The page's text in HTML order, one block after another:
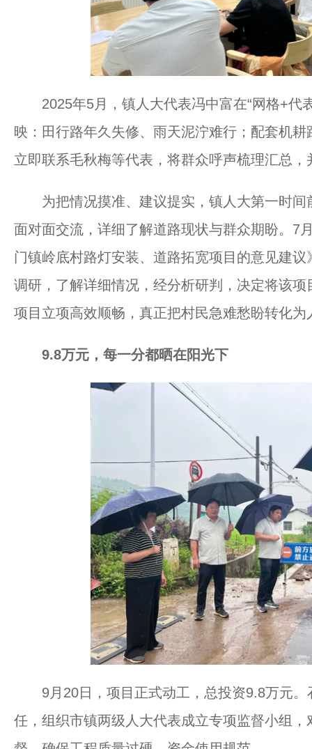
2025年5月，镇人大代表冯中富在“网格+代
映：田行路年久失修、雨天泥泞难行；配套机
立即联系毛秋梅等代表，将群众呼声梳理汇总
为把情况摸准、建议提实，镇人大第一时间
面对面交流，详细了解道路现状与群众期盼。7
门镇岭底村路灯安装、道路拓宽项目的意见建
调研，了解详细情况，经分析研判，决定将该
项目立项高效顺畅，真正把村民急难愁盼转化为
9.8万元，每一分都晒在阳光下
9月20日，项目正式动工，总投资9.8万元。
任，组织市镇两级人大代表成立专项监督小组